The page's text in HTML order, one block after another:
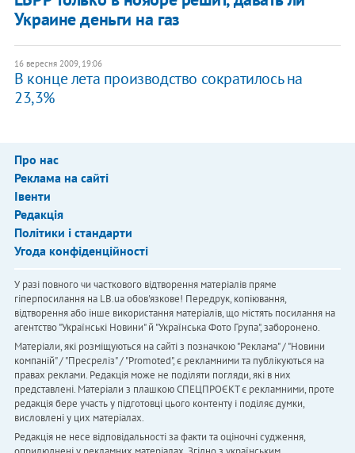
Украине деньги на газ
16 вересня 2009, 19:06
В конце лета производство сократилось на
23,3%
Про нас
Реклама на сайті
Івенти
Редакція
Політики і стандарти
Угода конфіденційності
У разі повного чи часткового відтворення матеріалів пряме
гіперпосилання на LB.ua обов'язкове! Передрук, копіювання,
відтворення або інше використання матеріалів, що містять посилання на
агентство "Українськi Новини" й "Українська Фото Група", заборонено.
Матеріали, які розміщуються на сайті з позначкою "Реклама" / "Новини
компаній" / "Пресреліз" / "Promoted", є рекламними та публікуються на
правах реклами. Редакція може не поділяти погляди, які в них
представлені. Матеріали з плашкою СПЕЦПРОЄКТ є рекламними, проте
редакція бере участь у підготовці цього контенту і поділяє думки,
висловлені у цих матеріалах.
Редакція не несе відповідальності за факти та оціночні судження,